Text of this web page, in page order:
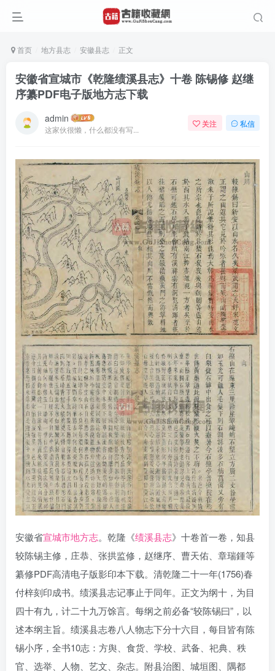
首页 地方县志 安徽县志 正文
安徽省宣城市《乾隆绩溪县志》十卷 陈锡修 赵继
序纂PDF电子版地方志下载
admin
这家伙很懒，什么都没有写...
关注 私信
安徽省宣城市地方志。乾隆《绩溪县志》十卷首一卷，知县
较陈锡主修，庄恭、张拱监修，赵继序、曹天佑、章瑞鍾等
纂修PDF高清电子版影印本下载。清乾隆二十一年(1756)春
付梓刻印成书。绩溪县志记事止于同年。正文为纲十，为目
四十有九，计二十九万馀言。每纲之前必备“较陈锡曰”，以
述本纲主旨。绩溪县志卷八人物志下分十六目，每目皆有陈
锡小序，全书10志：方舆、食货、学校、武备、祀典、秩
官、选举、人物、艺文、杂志。附县治图、城垣图、隅都